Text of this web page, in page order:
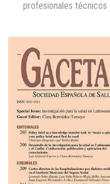
profesionales técnicos